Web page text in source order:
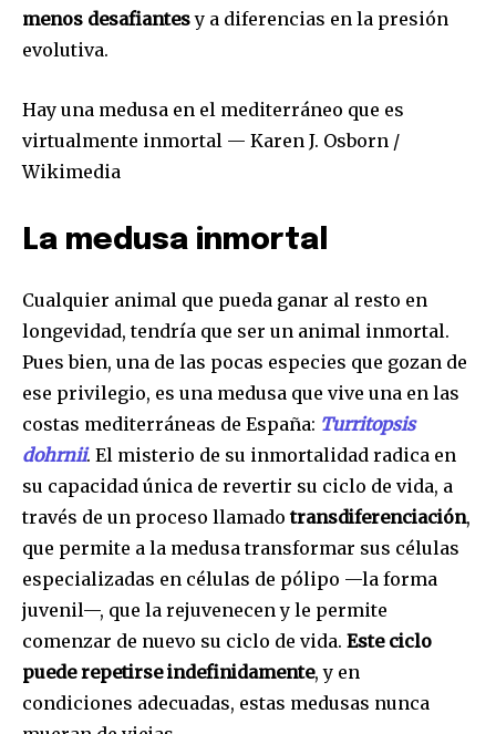
menos desafiantesy a diferencias en la presión
evolutiva.
Hay una medusa en el mediterráneo que es
virtualmente inmortal — Karen J. Osborn /
Wikimedia
La medusa inmortal
Cualquier animal que pueda ganar al resto en
longevidad, tendría que ser un animal inmortal.
Pues bien, una de las pocas especies que gozan de
ese privilegio, es una medusa que vive una en las
costas mediterráneas de España: Turritopsis
dohrnii. El misterio de su inmortalidad radica en
su capacidad única de revertir su ciclo de vida, a
través de un proceso llamadotransdiferenciación,
que permite a la medusa transformar sus células
especializadas en células de pólipo —la forma
juvenil—, que la rejuvenecen y le permite
comenzar de nuevo su ciclo de vida. Este ciclo
puede repetirse indefinidamente, y en
condiciones adecuadas, estas medusas nunca